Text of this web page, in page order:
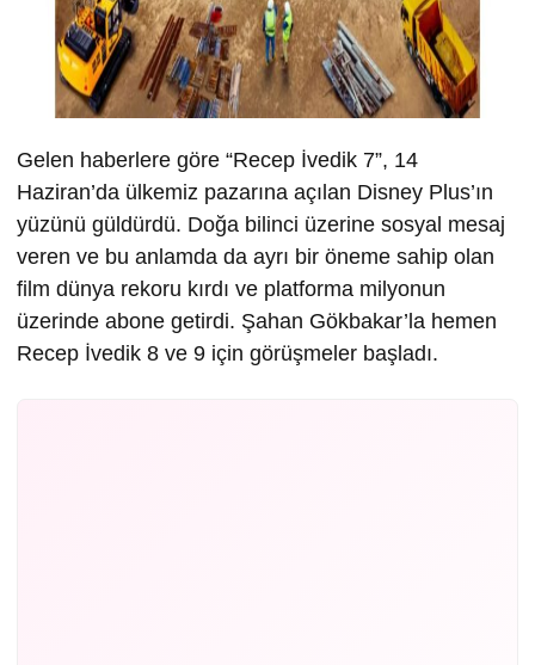
Gelen haberlere göre “Recep İvedik 7”, 14
Haziran’da ülkemiz pazarına açılan Disney Plus’ın
yüzünü güldürdü. Doğa bilinci üzerine sosyal mesaj
veren ve bu anlamda da ayrı bir öneme sahip olan
film dünya rekoru kırdı ve platforma milyonun
üzerinde abone getirdi. Şahan Gökbakar’la hemen
Recep İvedik 8 ve 9 için görüşmeler başladı.